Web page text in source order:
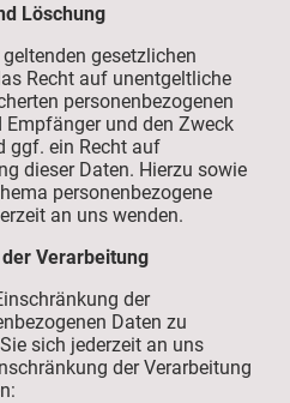
Löschung
gesetzlichen
Recht auf unentgeltliche
personenbezogenen
Empfänger und den Zweck
ggf. ein Recht auf
dieser Daten. Hierzu sowie
personenbezogene
an uns wenden.
Verarbeitung
der
Daten zu
sich jederzeit an uns
der Verarbeitung